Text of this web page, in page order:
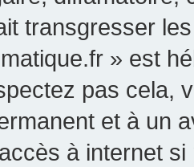
transgresser
» est
pas cela,
et à un
à internet